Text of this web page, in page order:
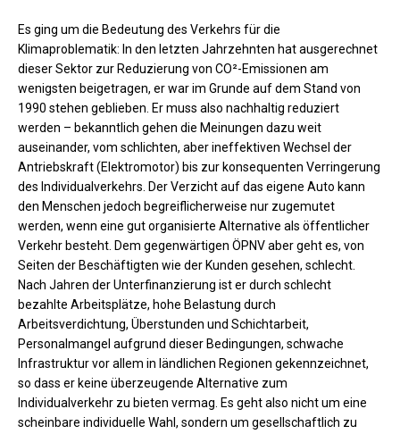
Es ging um die Bedeutung des Verkehrs für die
Klimaproblematik: In den letzten Jahrzehnten hat ausgerechnet
dieser Sektor zur Reduzierung von CO²-Emissionen am
wenigsten beigetragen, er war im Grunde auf dem Stand von
1990 stehen geblieben. Er muss also nachhaltig reduziert
werden – bekanntlich gehen die Meinungen dazu weit
auseinander, vom schlichten, aber ineffektiven Wechsel der
Antriebskraft (Elektromotor) bis zur konsequenten Verringerung
des Individualverkehrs. Der Verzicht auf das eigene Auto kann
den Menschen jedoch begreiflicherweise nur zugemutet
werden, wenn eine gut organisierte Alternative als öffentlicher
Verkehr besteht. Dem gegenwärtigen ÖPNV aber geht es, von
Seiten der Beschäftigten wie der Kunden gesehen, schlecht.
Nach Jahren der Unterfinanzierung ist er durch schlecht
bezahlte Arbeitsplätze, hohe Belastung durch
Arbeitsverdichtung, Überstunden und Schichtarbeit,
Personalmangel aufgrund dieser Bedingungen, schwache
Infrastruktur vor allem in ländlichen Regionen gekennzeichnet,
so dass er keine überzeugende Alternative zum
Individualverkehr zu bieten vermag. Es geht also nicht um eine
scheinbare individuelle Wahl, sondern um gesellschaftlich zu